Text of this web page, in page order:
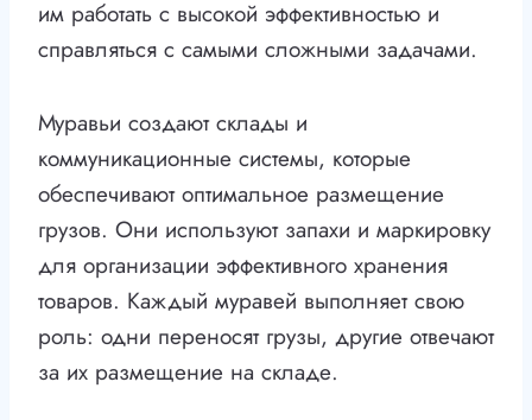
им работать с высокой эффективностью и
справляться с самыми сложными задачами.
Муравьи создают склады и
коммуникационные системы, которые
обеспечивают оптимальное размещение
грузов. Они используют запахи и маркировку
для организации эффективного хранения
товаров. Каждый муравей выполняет свою
роль: одни переносят грузы, другие отвечают
за их размещение на складе.